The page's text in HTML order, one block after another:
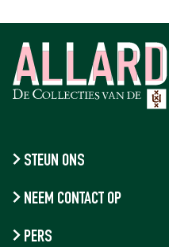
STEUN ONS
NEEM CONTACT OP
PERS